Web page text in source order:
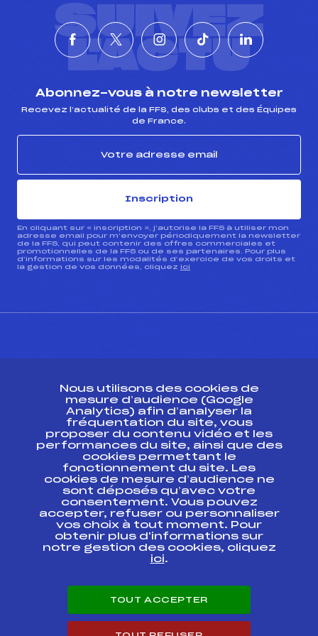
SUIVEZ
L'ACTU
Abonnez-vous à notre newsletter
Recevez l’actualité de la FFS, des clubs et des Équipes
de France.
Inscription
En cliquant sur « inscription », j’autorise la FFS à utiliser mon
adresse email pour m’envoyer périodiquement la newsletter
de la FFS, qui peut contenir des offres commerciales et
promotionnelles de la FFS ou de ses partenaires. Pour plus
d’informations sur les modalités d’exercice de vos droits et
la gestion de vos données, cliquez ici
Ressources
Pass’Neige
Projet sportif fédéral
Projet de performance fédéral
Antidopage
Pôle Développement, Formation, Suivi
Scientifique
Listes ministérielles
Pôle vie de l’athlète
Enseignement professionnel
Carrières
Nous utilisons des cookies de
mesure d’audience (Google
Analytics) afin d’analyser la
fréquentation du site, vous
proposer du contenu vidéo et les
performances du site, ainsi que des
cookies permettant le
fonctionnement du site. Les
cookies de mesure d’audience ne
sont déposés qu’avec votre
consentement. Vous pouvez
accepter, refuser ou personnaliser
vos choix à tout moment. Pour
obtenir plus d'informations sur
notre gestion des cookies, cliquez
ici.
TOUT ACCEPTER